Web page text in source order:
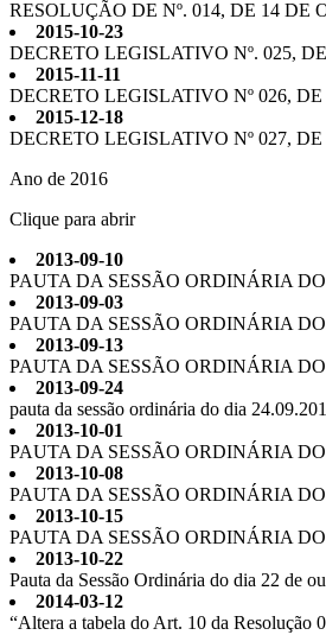
RESOLUÇÃO DE Nº. 014, DE 14 DE
2015-10-23
DECRETO LEGISLATIVO Nº. 025,
2015-11-11
DECRETO LEGISLATIVO Nº 026,
2015-12-18
DECRETO LEGISLATIVO Nº 027,
Ano de 2016
Clique para abrir
2013-09-10
PAUTA DA SESSÃO ORDINÁRIA
2013-09-03
PAUTA DA SESSÃO ORDINÁRIA
2013-09-13
PAUTA DA SESSÃO ORDINÁRIA
2013-09-24
pauta da sessão ordinária do dia
2013-10-01
PAUTA DA SESSÃO ORDINÁRIA
2013-10-08
PAUTA DA SESSÃO ORDINÁRIA
2013-10-15
PAUTA DA SESSÃO ORDINÁRIA
2013-10-22
Pauta da Sessão Ordinária do dia 22 de
2014-03-12
“Altera a tabela do Art. 10 da Resolução